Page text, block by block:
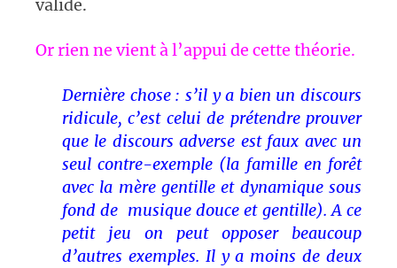
valide.
Or rien ne vient à l’appui de cette théorie.
Dernière chose : s’il y a bien un discours
ridicule, c’est celui de prétendre prouver
que le discours adverse est faux avec un
seul contre-exemple (la famille en forêt
avec la mère gentille et dynamique sous
fond de musique douce et gentille). A ce
petit jeu on peut opposer beaucoup
d’autres exemples. Il y a moins de deux